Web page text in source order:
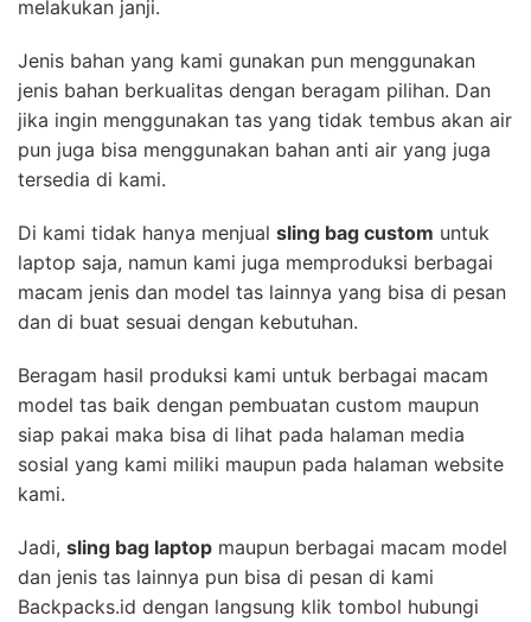
melakukan janji.
Jenis bahan yang kami gunakan pun menggunakan
jenis bahan berkualitas dengan beragam pilihan. Dan
jika ingin menggunakan tas yang tidak tembus akan air
pun juga bisa menggunakan bahan anti air yang juga
tersedia di kami.
Di kami tidak hanya menjual sling bag custom untuk
laptop saja, namun kami juga memproduksi berbagai
macam jenis dan model tas lainnya yang bisa di pesan
dan di buat sesuai dengan kebutuhan.
Beragam hasil produksi kami untuk berbagai macam
model tas baik dengan pembuatan custom maupun
siap pakai maka bisa di lihat pada halaman media
sosial yang kami miliki maupun pada halaman website
kami.
Jadi, sling bag laptop maupun berbagai macam model
dan jenis tas lainnya pun bisa di pesan di kami
Backpacks.id dengan langsung klik tombol hubungi